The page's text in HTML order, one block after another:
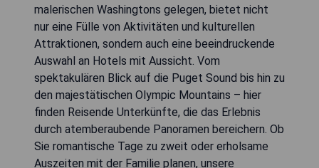
malerischen Washingtons gelegen, bietet nicht
nur eine Fülle von Aktivitäten und kulturellen
Attraktionen, sondern auch eine beeindruckende
Auswahl an Hotels mit Aussicht. Vom
spektakulären Blick auf die Puget Sound bis hin zu
den majestätischen Olympic Mountains – hier
finden Reisende Unterkünfte, die das Erlebnis
durch atemberaubende Panoramen bereichern. Ob
Sie romantische Tage zu zweit oder erholsame
Auszeiten mit der Familie planen, unsere